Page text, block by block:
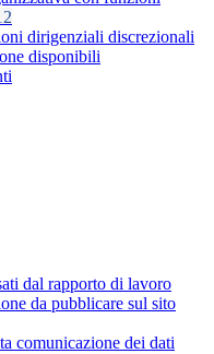
dirigenziali discrezionali
disponibili
dal rapporto di lavoro
da pubblicare sul sito
comunicazione dei dati